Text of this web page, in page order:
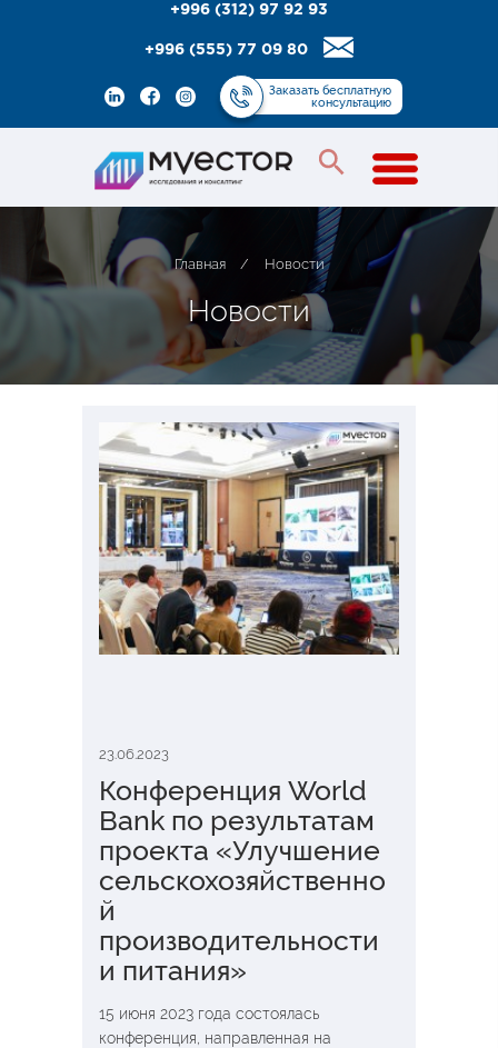
+996 (312) 97 92 93
+996 (555) 77 09 80
Заказатьбесплатную
консультацию
Главная / Новости
Новости
23.06.2023
Конференция World
Bank по результатам
проекта «Улучшение
сельскохозяйственно
й
производительности
и питания»
15 июня 2023 года состоялась
конференция, направленная на